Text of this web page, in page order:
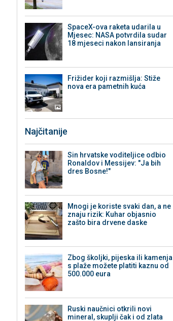
SpaceX-ova raketa udarila u
Mjesec: NASA potvrdila sudar
18 mjeseci nakon lansiranja
Frižider koji razmišlja: Stiže
nova era pametnih kuća
Najčitanije
Sin hrvatske voditeljice odbio
Ronaldov i Messijev: "Ja bih
dres Bosne!"
Mnogi je koriste svaki dan, a ne
znaju rizik: Kuhar objasnio
zašto bira drvene daske
Zbog školjki, pijeska ili kamenja
s plaže možete platiti kaznu od
500.000 eura
Ruski naučnici otkrili novi
mineral, skuplji čak i od zlata